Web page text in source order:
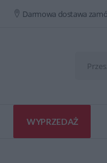
Darmowa dostawa
WYPRZEDAŻ